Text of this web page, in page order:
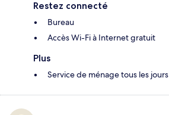
Restez connecté
Bureau
Accès Wi-Fi à Internet gratuit
Plus
Service de ménage tous les jours